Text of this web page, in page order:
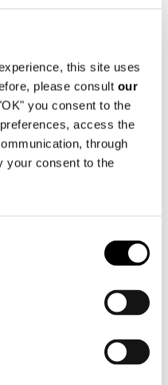
this site uses
please consult our
you consent to the
access the
through
your consent to the